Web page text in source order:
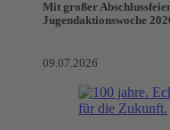
Mit großer
Jugendaktionswoche
09.07.2026